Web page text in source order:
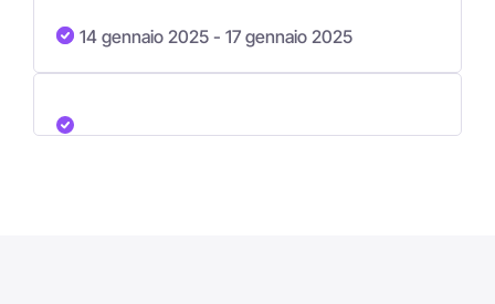
14 gennaio 2025 - 17 gennaio 2025